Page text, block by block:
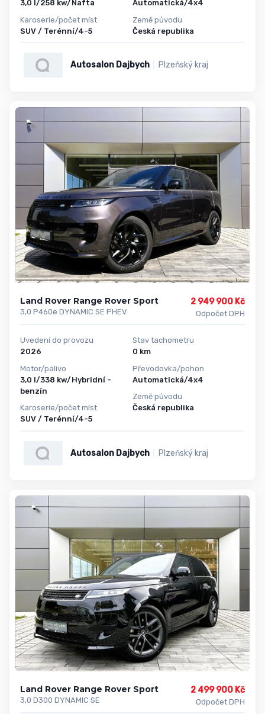
3,0 l/258 kw/Nafta
Karoserie/počet míst
SUV / Terénní/4-5
Automatická/4x4
Země původu
Česká republika
Autosalon Dajbych Plzeňský kraj
Land Rover Range Rover Sport
3,0 P460e DYNAMIC SE PHEV
2 949 900 Kč
Odpočet DPH
Uvedení do provozu
2026
Motor/palivo
3,0 l/338 kw/Hybridní -
benzín
Karoserie/počet míst
SUV / Terénní/4-5
Stav tachometru
0 km
Převodovka/pohon
Automatická/4x4
Země původu
Česká republika
Autosalon Dajbych Plzeňský kraj
Land Rover Range Rover Sport
3,0 D300 DYNAMIC SE
2 499 900 Kč
Odpočet DPH